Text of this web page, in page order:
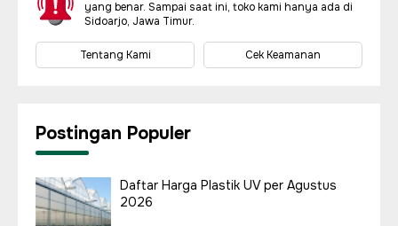
yang benar. Sampai saat ini, toko kami hanya ada di
Sidoarjo, Jawa Timur.
Tentang Kami Cek Keamanan
Postingan Populer
Daftar Harga Plastik UV per Agustus
2026